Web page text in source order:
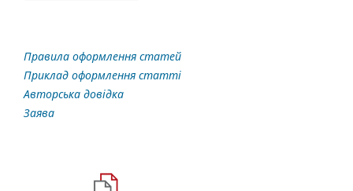
Правила оформлення статей
Приклад оформлення статті
Авторська довідка
Заява